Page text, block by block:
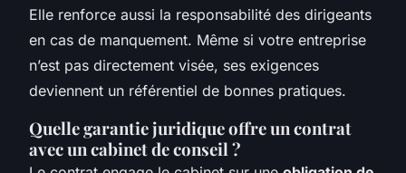
Elle renforce aussi la responsabilité des dirigeants
en cas de manquement. Même si votre entreprise
n’est pas directement visée, ses exigences
deviennent un référentiel de bonnes pratiques.
Quelle garantie juridique offre un contrat
avec un cabinet de conseil ?